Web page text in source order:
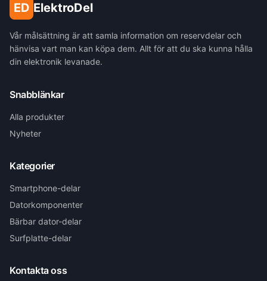
ED ElektroDel
Vår målsättning är att samla information om reservdelar och
hänvisa vart man kan köpa dem. Allt för att du ska kunna hålla
din elektronik levanade.
Snabblänkar
Alla produkter
Nyheter
Kategorier
Smartphone-delar
Datorkomponenter
Bärbar dator-delar
Surfplatte-delar
Kontakta oss